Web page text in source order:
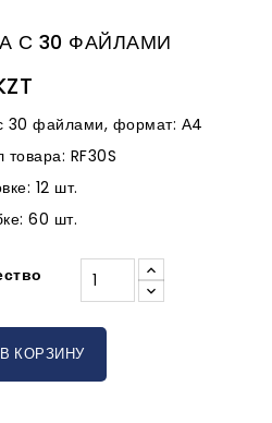
С 30 ФАЙЛАМИ
30 файлами, формат: А4
товара: RF30S
12 шт.
60 шт.
В КОРЗИНУ